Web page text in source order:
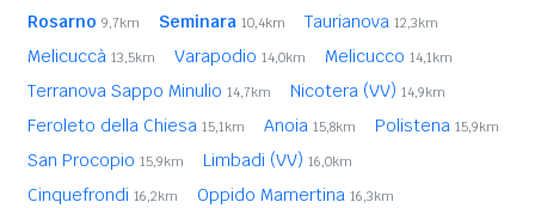
Rosarno 9,7km Seminara 10,4km Taurianova 12,3km
Melicuccà 13,5km Varapodio 14,0km Melicucco 14,1km
Terranova Sappo Minulio 14,7km Nicotera (VV) 14,9km
Feroleto della Chiesa 15,1km Anoia 15,8km Polistena 15,9km
San Procopio 15,9km Limbadi (VV) 16,0km
Cinquefrondi 16,2km Oppido Mamertina 16,3km